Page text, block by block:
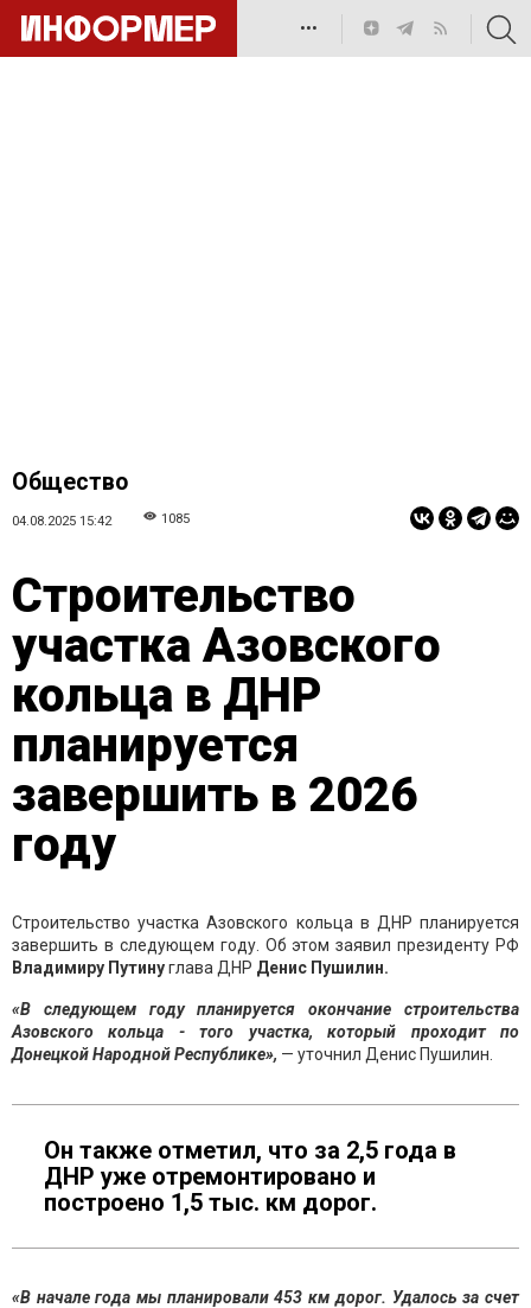
•••
Общество
04.08.2025 15:42 1085
Строительство
участка Азовского
кольца в ДНР
планируется
завершить в 2026
году
Строительство участка Азовского кольца в ДНР планируется
завершить в следующем году. Об этом заявил президенту РФ
Владимиру Путинуглава ДНР Денис Пушилин.
«В следующем году планируется окончание строительства
Азовского кольца - того участка, который проходит по
Донецкой Народной Республике», — уточнил Денис Пушилин.
Он также отметил, что за 2,5 года в
ДНР уже отремонтировано и
построено 1,5 тыс. км дорог.
«В начале года мы планировали 453 км дорог. Удалось за счет